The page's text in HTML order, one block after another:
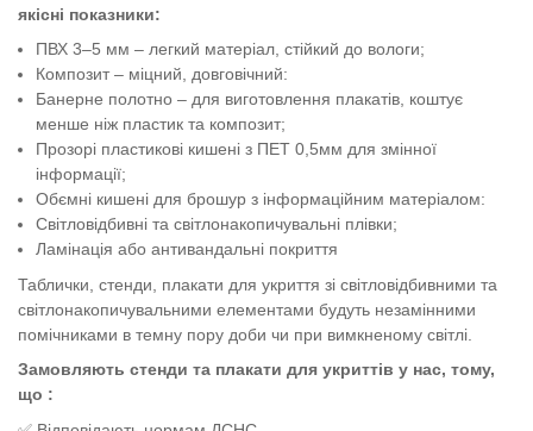
якісні показники:
ПВХ 3–5 мм – легкий матеріал, стійкий до вологи;
Композит – міцний, довговічний:
Банерне полотно – для виготовлення плакатів, коштує
менше ніж пластик та композит;
Прозорі пластикові кишені з ПЕТ 0,5мм для змінної
інформації;
Обємні кишені для брошур з інформаційним матеріалом:
Світловідбивні та світлонакопичувальні плівки;
Ламінація або антивандальні покриття
Таблички стенди , плакати для укриття зі світловідбивними та
світлонакопичувальними елементами будуть незамінними
помічниками в темну пору доби чи при вимкненому світлі.
Замовляють стенди та плакати для укриттів у нас, тому,
що :